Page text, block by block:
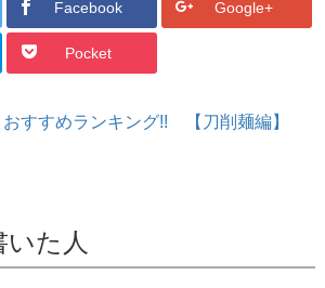
Facebook Google+
Pocket
すすめランキング!! 【刀削麺編】
た人